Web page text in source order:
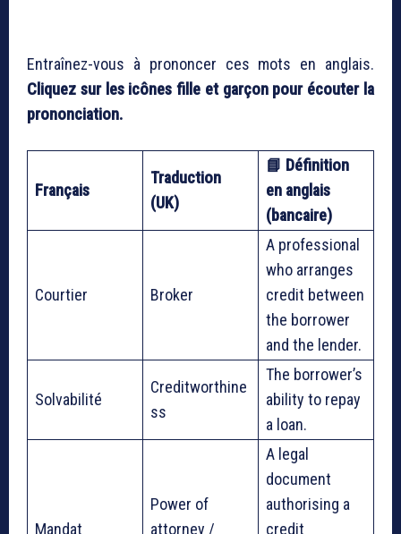
Entraînez-vous à prononcer ces mots en anglais.
Cliquez sur les icônes fille et garçon pour écouter la
prononciation.
Français
Traduction
(UK)
📘 Définition
en anglais
(bancaire)
Courtier Broker
A professional
who arranges
credit between
the borrower
and the lender.
Solvabilité
Creditworthine
ss
The borrower’s
ability to repay
a loan.
Mandat
Power of
attorney /
A legal
document
authorising a
credit